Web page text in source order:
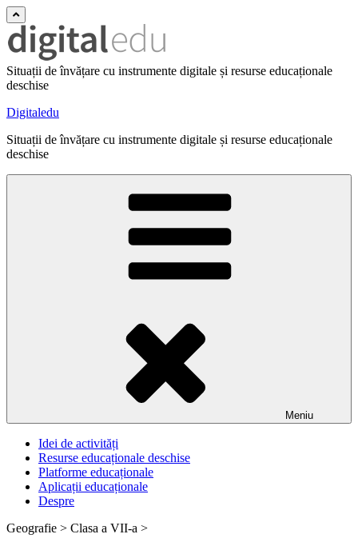
Situații de învățare cu instrumente digitale și resurse educaționale
deschise
Digitaledu
Situații de învățare cu instrumente digitale și resurse educaționale
deschise
Meniu
Idei de activități
Resurse educaționale deschise
Platforme educaționale
Aplicații educaționale
Despre
Geografie > Clasa a VII-a >